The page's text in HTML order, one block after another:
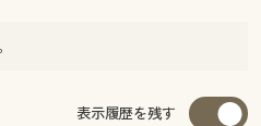
表示履歴を残す